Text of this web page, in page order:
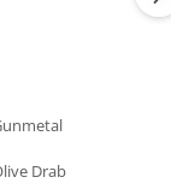
Drab